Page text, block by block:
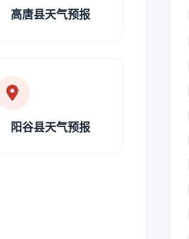
高唐县天气预报
阳谷县天气预报